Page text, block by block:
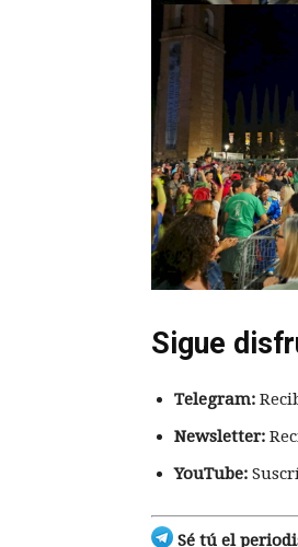
Sigue
Telegram:
Newsletter:
YouTube:
Sé tú el